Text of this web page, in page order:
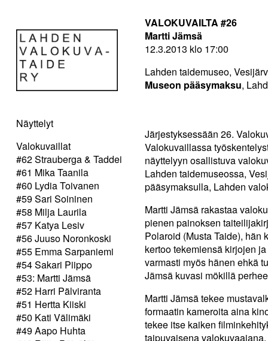
Näyttelyt
Valokuvaillat
#62 Strauberga & Taddei
#61 Mika Taanila
#60 Lydia Toivanen
#59 Sari Soininen
#58 Milja Laurila
#57 Katya Lesiv
#56 Juuso Noronkoski
#55 Emma Sarpaniemi
#54 Sakari Piippo
#53: Martti Jämsä
#52 Harri Pälviranta
#51 Hertta Kiiski
#50 Kati Välimäki
#49 Aapo Huhta
VALOKUVAILTA #26
Martti Jämsä
12.3.2013 klo 17:00
Lahden taidemuseo,
Museon pääsymaksu,
Järjestyksessään 26.
Valokuvaillassa
näyttelyyn osallistuva
Lahden taidemuseossa,
pääsymaksulla, Lahden
Martti Jämsä rakastaa
pienen painoksen
Polaroid (Musta Taide),
kertoo tekemiensä kirjojen
varmasti myös hänen ehkä
Jämsä kuvasi mökillä
Martti Jämsä tekee
formaatin kameroita aina
tekee itse kaiken
taipuvaisena